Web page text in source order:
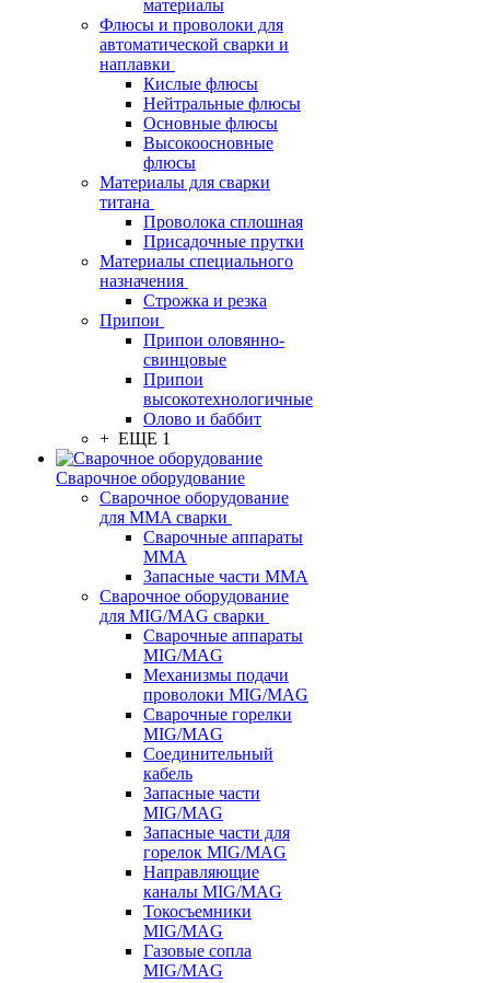
материалы
Флюсы и проволоки для
автоматической сварки и
наплавки
Кислые флюсы
Нейтральные флюсы
Основные флюсы
Высокоосновные
флюсы
Материалы для сварки
титана
Проволока сплошная
Присадочные прутки
Материалы специального
назначения
Строжка и резка
Припои
Припои оловянно-
свинцовые
Припои
высокотехнологичные
Олово и баббит
+ ЕЩЕ 1
Сварочное оборудование
Сварочное оборудование
для MMA сварки
Сварочные аппараты
MMA
Запасные части MMA
Сварочное оборудование
для MIG/MAG сварки
Сварочные аппараты
MIG/MAG
Механизмы подачи
проволоки MIG/MAG
Сварочные горелки
MIG/MAG
Соединительный
кабель
Запасные части
MIG/MAG
Запасные части для
горелок MIG/MAG
Направляющие
каналы MIG/MAG
Токосъемники
MIG/MAG
Газовые сопла
MIG/MAG